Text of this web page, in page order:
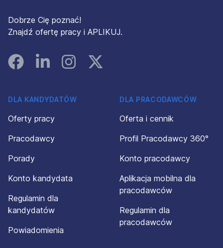
Dobrze Cię poznać!
Znajdź ofertę pracy i APLIKUJ.
FacebookLinked InInstagramInstagram
DLA KANDYDATÓW
Oferty pracy
Pracodawcy
Porady
Konto kandydata
Regulamin dla
kandydatów
Powiadomienia
DLA PRACODAWCÓW
Oferta i cennik
Profil Pracodawcy 360°
Konto pracodawcy
Aplikacja mobilna dla
pracodawców
Regulamin dla
pracodawców